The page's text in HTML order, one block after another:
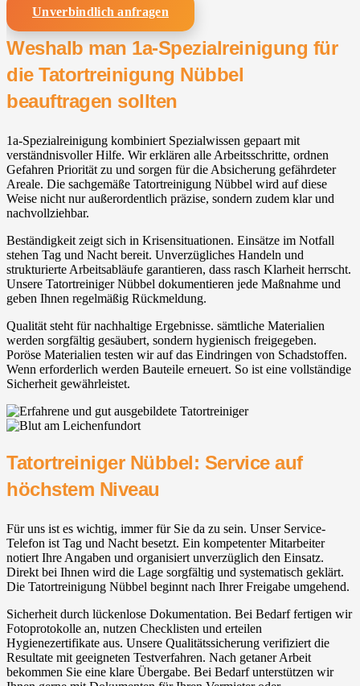
Unverbindlich anfragen
Weshalb man 1a-Spezialreinigung für
die Tatortreinigung Nübbel
beauftragen sollten
1a-Spezialreinigung kombiniert Spezialwissen gepaart mit
verständnisvoller Hilfe. Wir erklären alle Arbeitsschritte, ordnen
Gefahren Priorität zu und sorgen für die Absicherung gefährdeter
Areale. Die sachgemäße Tatortreinigung Nübbel wird auf diese
Weise nicht nur außerordentlich präzise, sondern zudem klar und
nachvollziehbar.
Beständigkeit zeigt sich in Krisensituationen. Einsätze im Notfall
stehen Tag und Nacht bereit. Unverzügliches Handeln und
strukturierte Arbeitsabläufe garantieren, dass rasch Klarheit herrscht.
Unsere Tatortreiniger Nübbel dokumentieren jede Maßnahme und
geben Ihnen regelmäßig Rückmeldung.
Qualität steht für nachhaltige Ergebnisse. sämtliche Materialien
werden sorgfältig gesäubert, sondern hygienisch freigegeben.
Poröse Materialien testen wir auf das Eindringen von Schadstoffen.
Wenn erforderlich werden Bauteile erneuert. So ist eine vollständige
Sicherheit gewährleistet.
Tatortreiniger Nübbel: Service auf
höchstem Niveau
Für uns ist es wichtig, immer für Sie da zu sein. Unser Service-
Telefon ist Tag und Nacht besetzt. Ein kompetenter Mitarbeiter
notiert Ihre Angaben und organisiert unverzüglich den Einsatz.
Direkt bei Ihnen wird die Lage sorgfältig und systematisch geklärt.
Die Tatortreinigung Nübbel beginnt nach Ihrer Freigabe umgehend.
Sicherheit durch lückenlose Dokumentation. Bei Bedarf fertigen wir
Fotoprotokolle an, nutzen Checklisten und erteilen
Hygienezertifikate aus. Unsere Qualitätssicherung verifiziert die
Resultate mit geeigneten Testverfahren. Nach getaner Arbeit
bekommen Sie eine klare Übergabe. Bei Bedarf unterstützen wir